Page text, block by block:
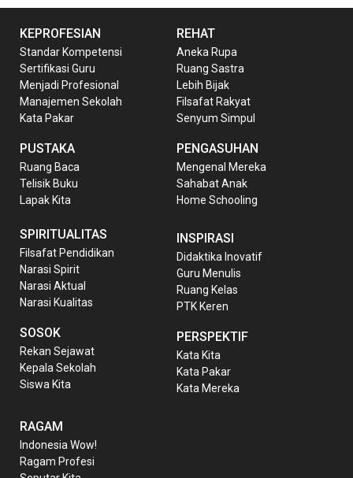
KEPROFESIAN
Standar Kompetensi
Sertifikasi Guru
Menjadi Profesional
Manajemen Sekolah
Kata Pakar
PUSTAKA
Ruang Baca
Telisik Buku
Lapak Kita
REHAT
Aneka Rupa
Ruang Sastra
Lebih Bijak
Filsafat Rakyat
Senyum Simpul
PENGASUHAN
Mengenal Mereka
Sahabat Anak
Home Schooling
SPIRITUALITAS
Filsafat Pendidikan
Narasi Spirit
Narasi Aktual
Narasi Kualitas
SOSOK
Rekan Sejawat
Kepala Sekolah
Siswa Kita
INSPIRASI
Didaktika Inovatif
Guru Menulis
Ruang Kelas
PTK Keren
PERSPEKTIF
Kata Kita
Kata Pakar
Kata Mereka
RAGAM
Indonesia Wow!
Ragam Profesi